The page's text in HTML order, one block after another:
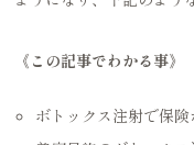
《この記事でわかる事》
ボトックス注射で保